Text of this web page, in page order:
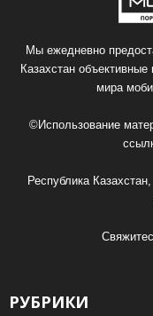
Мы ежедневно
Казахстан
мира
©Использование
Республика
РУБРИКИ